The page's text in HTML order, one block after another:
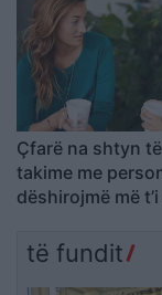
Çfarë na shtyn
takime me
dëshirojmë më
të fundit